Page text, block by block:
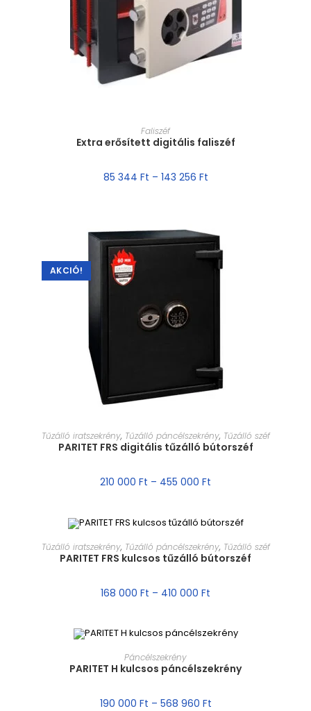
MÉRET VÁLASZTÁSA
Faliszéf
Extra erősített digitális faliszéf
85 344 Ft – 143 256 Ft
AKCIÓ!
MÉRET VÁLASZTÁSA
Tűzálló iratszekrény, Tűzálló páncélszekrény, Tűzálló széf
PARITET FRS digitális tűzálló bútorszéf
210 000 Ft – 455 000 Ft
MÉRET VÁLASZTÁSA
Tűzálló iratszekrény, Tűzálló páncélszekrény, Tűzálló széf
PARITET FRS kulcsos tűzálló bútorszéf
168 000 Ft – 410 000 Ft
MÉRET VÁLASZTÁSA
Páncélszekrény
PARITET H kulcsos páncélszekrény
190 000 Ft – 568 960 Ft